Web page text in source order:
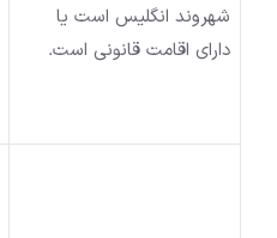
شهروند انگلیس است یا
دارای اقامت قانونی است.